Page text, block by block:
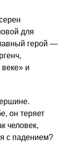
для
герой —
и
он теряет
человек,
с падением?